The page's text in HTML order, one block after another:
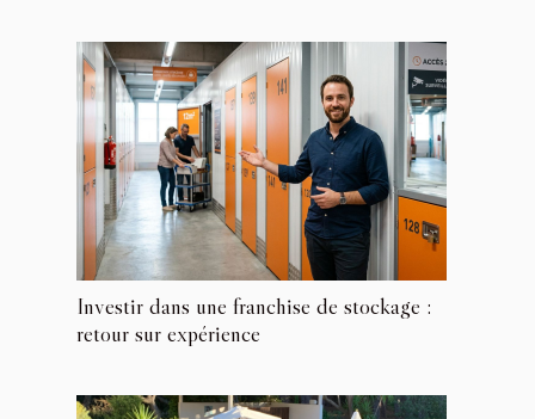
Investir dans une franchise de stockage :
retour sur expérience